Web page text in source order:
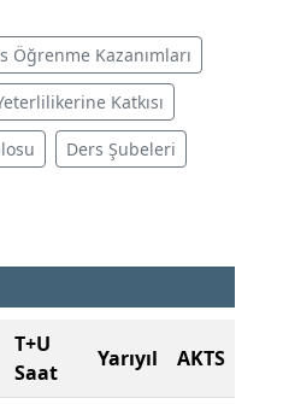
Öğrenme Kazanımları
Katkısı
Ders Şubeleri
T+U
Saat
Yarıyıl AKTS